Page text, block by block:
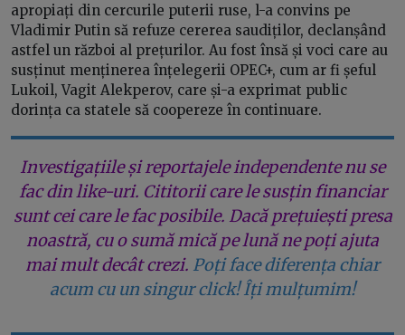
apropiați din cercurile puterii ruse, l-a convins pe
Vladimir Putin să refuze cererea saudiților, declanșând
astfel un război al prețurilor. Au fost însă și voci care au
susținut menținerea înțelegerii OPEC+, cum ar fi șeful
Lukoil, Vagit Alekperov, care și-a exprimat public
dorința ca statele să coopereze în continuare.
Investigațiile și reportajele independente nu se
fac din like-uri. Cititorii care le susțin financiar
sunt cei care le fac posibile. Dacă prețuiești presa
noastră, cu o sumă mică pe lună ne poți ajuta
mai mult decât crezi. Poți face diferența chiar
acum cu un singur click! Îți mulțumim!